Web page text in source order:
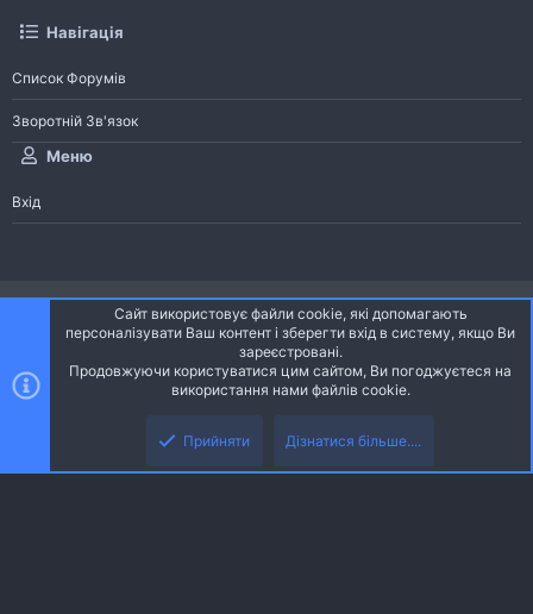
Навігація
Список Форумів
Зворотній Зв'язок
Меню
Вхід
Ніч
Українська (UA)
S
Community platform by XenForo® © 2010-2026 XenForo Ltd.
Community platform by XenForo © 2010-2022 XenForo Ltd. | dev: Pages
Сайт використовує файли cookie, які допомагають
персоналізувати Ваш контент і зберегти вхід в систему, якщо Ви
зареєстровані.
Продовжуючи користуватися цим сайтом, Ви погоджуєтеся на
використання нами файлів cookie.
Прийняти Дізнатися більше....